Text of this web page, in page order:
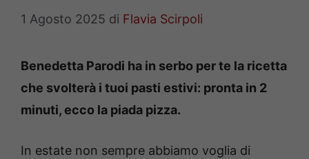
1 Agosto 2025 di Flavia Scirpoli
Benedetta Parodi ha in serbo per te la ricetta
che svolterà i tuoi pasti estivi: pronta in 2
minuti, ecco la piada pizza.
In estate non sempre abbiamo voglia di